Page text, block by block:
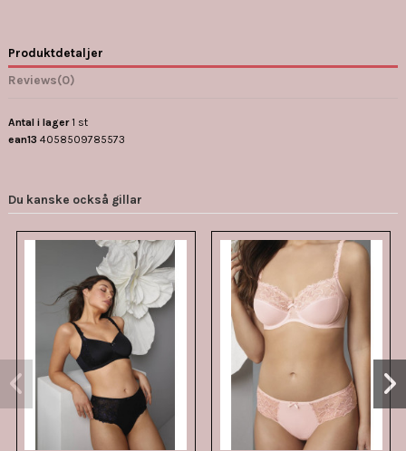
Produktdetaljer
Reviews(0)
Antal i lager 1 st
ean13 4058509785573
Du kanske också gillar